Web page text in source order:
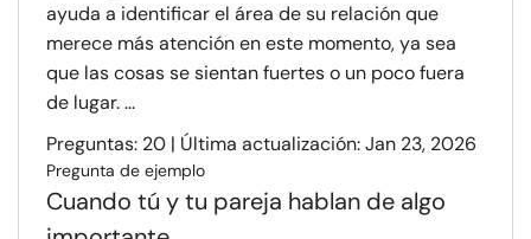
ayuda a identificar el área de su relación que
merece más atención en este momento, ya sea
que las cosas se sientan fuertes o un poco fuera
de lugar. ...
Preguntas: 20 | Última actualización: Jan 23, 2026
Pregunta de ejemplo
Cuando tú y tu pareja hablan de algo